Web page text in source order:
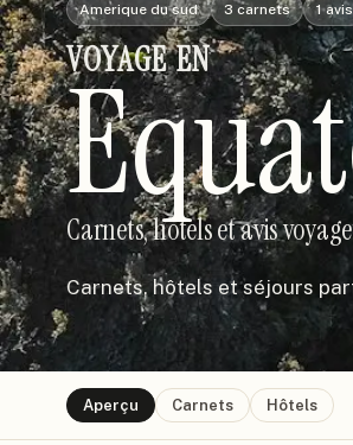
Amerique du sud 3 carnets 1avis
VOYAGEEN
Carnets, hôtels et avis
Carnets, hôtels et séjours
Aperçu Carnets Hôtels